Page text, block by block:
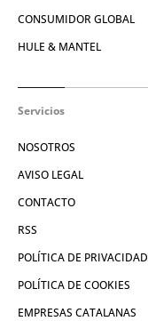
CONSUMIDOR GLOBAL
HULE & MANTEL
Servicios
NOSOTROS
AVISO LEGAL
CONTACTO
RSS
POLÍTICA DE PRIVACIDAD
POLÍTICA DE COOKIES
EMPRESAS CATALANAS